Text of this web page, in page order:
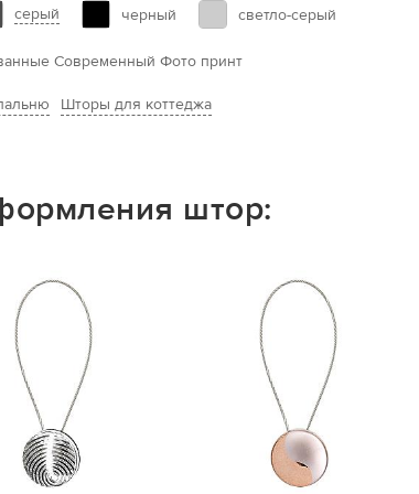
серый черный светло-серый
Современный Фото принт
Шторы для коттеджа
штор: